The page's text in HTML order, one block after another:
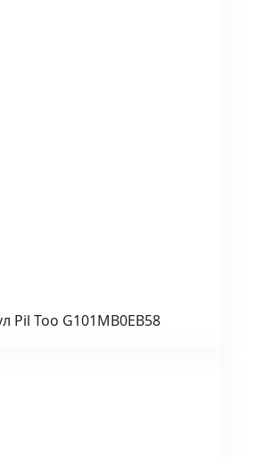
Pil Too G101MB0EB58